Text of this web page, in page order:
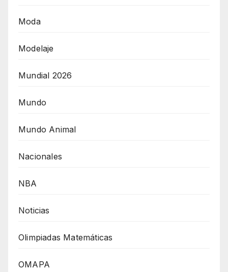
Moda
Modelaje
Mundial 2026
Mundo
Mundo Animal
Nacionales
NBA
Noticias
Olimpiadas Matemáticas
OMAPA